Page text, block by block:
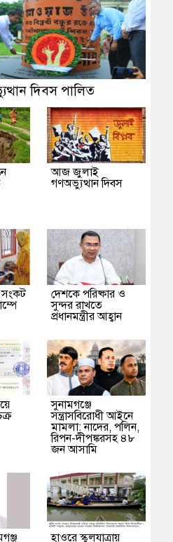
সন্ত্রাসবিরোধী আইনে মামলা: নাদের,
রেকর্ড সংশোধন ও স্বত্ব ফেরতের
নৌকাডুবিতে নিহত ২, নিখোঁজ ২,
দিবস পালিত
আজ জুলাই
গণঅভ্যুত্থান দিবস
সংকট
দেশকে পরিষ্কার ও
সুন্দর রাখতে
প্রধানমন্ত্রীর আহ্বান
‎সুনামগঞ্জে
সন্ত্রাসবিরোধী আইনে
মামলা: নাদের, পলিন,
রিপন-দীপঙ্করসহ ৪৮
জন আসামি
হাওরে স্কুলযাত্রায়